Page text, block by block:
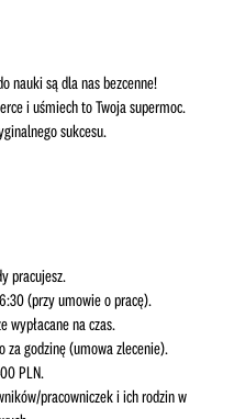
nauki są dla nas bezcenne!
i uśmiech to Twoja supermoc.
sukcesu.
pracujesz.
(przy umowie o pracę).
wypłacane na czas.
za godzinę (umowa zlecenie).
PLN.
pracowniczek i ich rodzin w